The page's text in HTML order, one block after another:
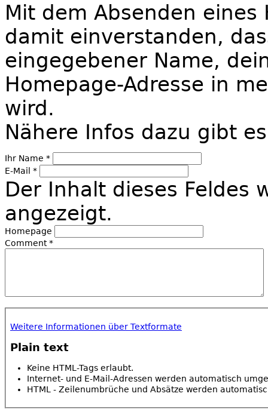
Mit dem Absenden
damit einverstanden,
eingegebener Name,
Homepage-Adresse in
wird.
Nähere Infos dazu gibt
Ihr Name *
E-Mail *
Der Inhalt dieses Feldes
angezeigt.
Homepage
Comment*
Weitere Informationen über Textformate
Plain text
Keine HTML-Tags erlaubt.
Internet- und E-Mail-Adressen werden automatisch
HTML - Zeilenumbrüche und Absätze werden